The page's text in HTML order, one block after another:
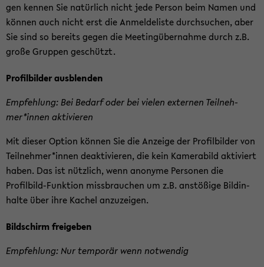
gen ken­nen Sie na­tür­lich nicht jede Per­son beim Namen und
kön­nen auch nicht erst die An­mel­de­lis­te durch­su­chen, aber
Sie sind so be­reits gegen die Mee­ting­über­nah­me durch z.B.
große Grup­pen ge­schützt.
Pro­fil­bil­der aus­blen­den
Emp­feh­lung: Bei Be­darf oder bei vie­len ex­ter­nen Teil­neh­
mer*innen ak­ti­vie­ren
Mit die­ser Op­ti­on kön­nen Sie die An­zei­ge der Pro­fil­bil­der von
Teil­neh­mer*innen de­ak­ti­vie­ren, die kein Ka­me­ra­bild ak­ti­viert
haben. Das ist nütz­lich, wenn an­ony­me Per­so­nen die
Profilbild-​Funktion miss­brau­chen um z.B. an­stö­ßi­ge Bild­in­
hal­te über ihre Ka­chel an­zu­zei­gen.
Bild­schirm frei­ge­ben
Emp­feh­lung: Nur tem­po­rär wenn not­wen­dig